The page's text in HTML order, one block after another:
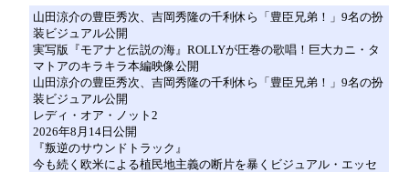
山田涼介の豊臣秀次、吉岡秀隆の千利休ら「豊臣兄弟！」9名の扮
装ビジュアル公開
実写版『モアナと伝説の海』ROLLYが圧巻の歌唱！巨大カニ・タ
マトアのキラキラ本編映像公開
山田涼介の豊臣秀次、吉岡秀隆の千利休ら「豊臣兄弟！」9名の扮
装ビジュアル公開
レディ・オア・ノット2
2026年8月14日公開
『叛逆のサウンドトラック』
今も続く欧米による植民地主義の断片を暴くビジュアル・エッセ